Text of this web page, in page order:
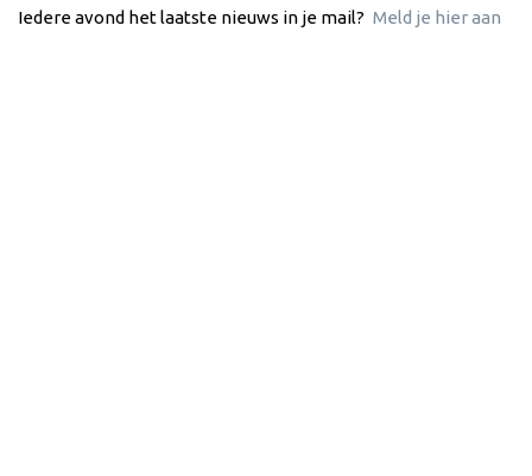
Iedere avond het laatste nieuws in je mail? Meld je hier aan